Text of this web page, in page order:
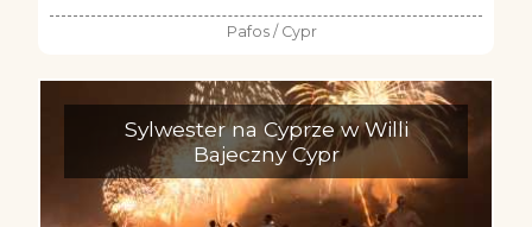
Pafos / Cypr
Sylwester na Cyprze w Willi
Bajeczny Cypr